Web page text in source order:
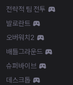
전략적 팀 전투
발로란트
오버워치2
배틀그라운드
슈퍼바이브
데스크톱